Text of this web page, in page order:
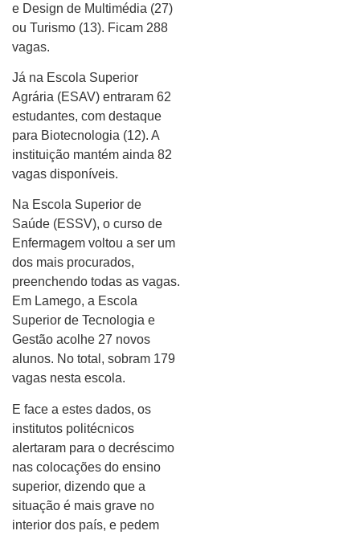
e Design de Multimédia (27)
ou Turismo (13). Ficam 288
vagas.
Já na Escola Superior
Agrária (ESAV) entraram 62
estudantes, com destaque
para Biotecnologia (12). A
instituição mantém ainda 82
vagas disponíveis.
Na Escola Superior de
Saúde (ESSV), o curso de
Enfermagem voltou a ser um
dos mais procurados,
preenchendo todas as vagas.
Em Lamego, a Escola
Superior de Tecnologia e
Gestão acolhe 27 novos
alunos. No total, sobram 179
vagas nesta escola.
E face a estes dados, os
institutos politécnicos
alertaram para o decréscimo
nas colocações do ensino
superior, dizendo que a
situação é mais grave no
interior dos país, e pedem